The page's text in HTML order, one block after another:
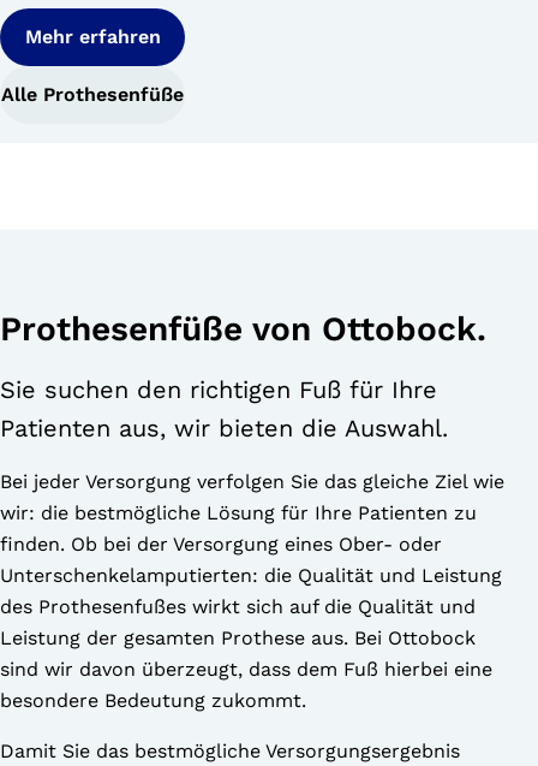
Mehr erfahren
Alle Prothesenfüße
Prothesenfüße von Ottobock.
Sie suchen den richtigen Fuß für Ihre
Patienten aus, wir bieten die Auswahl.
Bei jeder Versorgung verfolgen Sie das gleiche Ziel wie
wir: die bestmögliche Lösung für Ihre Patienten zu
finden. Ob bei der Versorgung eines Ober- oder
Unterschenkelamputierten: die Qualität und Leistung
des Prothesenfußes wirkt sich auf die Qualität und
Leistung der gesamten Prothese aus. Bei Ottobock
sind wir davon überzeugt, dass dem Fuß hierbei eine
besondere Bedeutung zukommt.
Damit Sie das bestmögliche Versorgungsergebnis